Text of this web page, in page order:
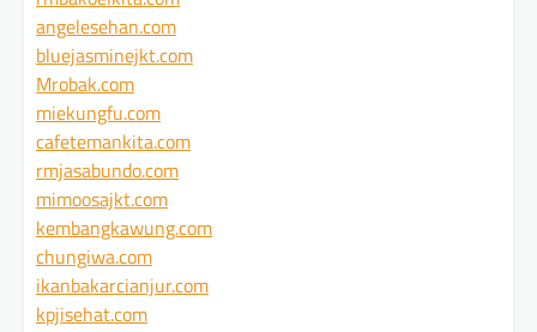
angelesehan.com
bluejasminejkt.com
Mrobak.com
miekungfu.com
cafetemankita.com
rmjasabundo.com
mimoosajkt.com
kembangkawung.com
chungiwa.com
ikanbakarcianjur.com
kpjisehat.com